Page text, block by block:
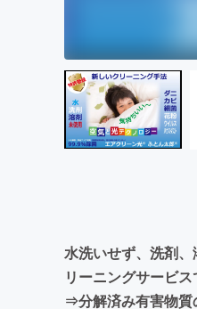
水洗いせず、洗剤
リーニングサービ
⇒分解済み有害物質